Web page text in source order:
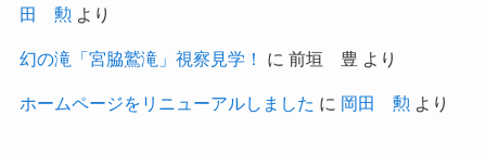
田 勲 より
幻の滝「宮脇鷲滝」視察見学！ に 前垣 豊 より
ホームページをリニューアルしました に 岡田 勲 より